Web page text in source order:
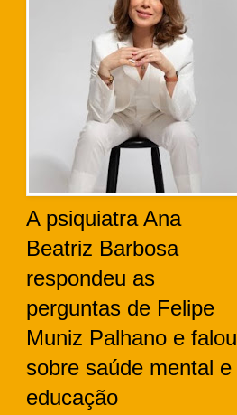
A psiquiatra Ana
Beatriz Barbosa
respondeu as
perguntas de Felipe
Muniz Palhano e falou
sobre saúde mental e
educação